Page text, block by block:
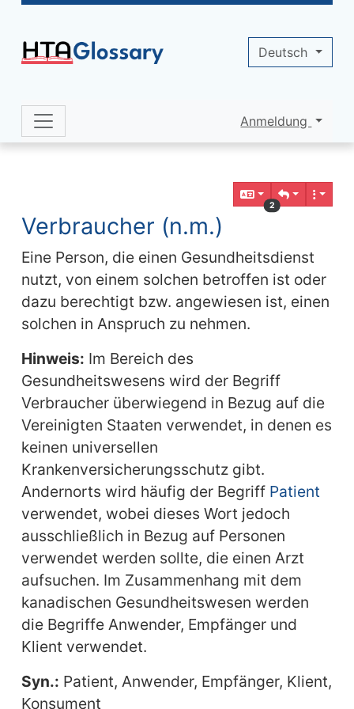
Navigation and related functionality
2
Verbraucher (n.m.)
Eine Person, die einen Gesundheitsdienst
nutzt, von einem solchen betroffen ist oder
dazu berechtigt bzw. angewiesen ist, einen
solchen in Anspruch zu nehmen.
Hinweis: Im Bereich des
Gesundheitswesens wird der Begriff
Verbraucher überwiegend in Bezug auf die
Vereinigten Staaten verwendet, in denen es
keinen universellen
Krankenversicherungsschutz gibt.
Andernorts wird häufig der Begriff Patient
verwendet, wobei dieses Wort jedoch
ausschließlich in Bezug auf Personen
verwendet werden sollte, die einen Arzt
aufsuchen. Im Zusammenhang mit dem
kanadischen Gesundheitswesen werden
die Begriffe Anwender, Empfänger und
Klient verwendet.
Syn.: Patient, Anwender, Empfänger, Klient,
Konsument
Site identity, navigation, etc.
Anmeldung
Deutsch